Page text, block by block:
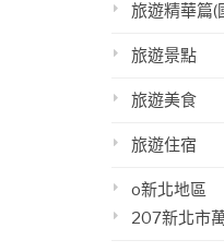
旅遊精華篇
旅遊景點
旅遊美食
旅遊住宿
o新北地區
207新北市